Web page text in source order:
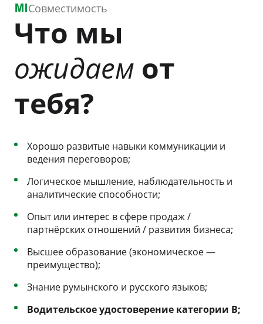
Совместимость
Что мы
ожидаем от
тебя?
Хорошо развитые навыки коммуникации и
ведения переговоров;
Логическое мышление, наблюдательность и
аналитические способности;
Опыт или интерес в сфере продаж /
партнёрских отношений / развития бизнеса;
Высшее образование (экономическое —
преимущество);
Знание румынского и русского языков;
Водительское удостоверение категории B;